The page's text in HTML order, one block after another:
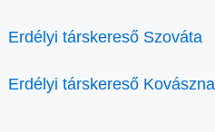
Erdélyi társkereső Szováta
Erdélyi társkereső Kovászna